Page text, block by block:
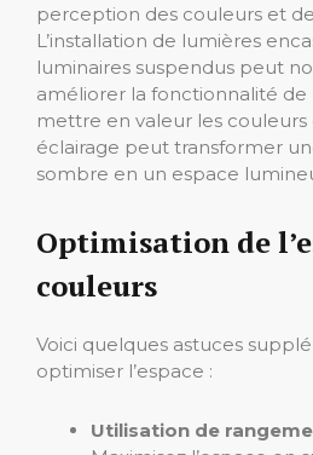
perception des couleurs et de
L’installation de lumières
luminaires suspendus peut
améliorer la fonctionnalité de
mettre en valeur les couleurs
éclairage peut transformer
sombre en un espace
Optimisation de
couleurs
Voici quelques astuces
optimiser l’espace :
Utilisation de